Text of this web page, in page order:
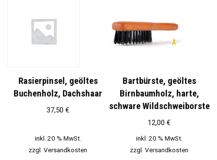
Rasierpinsel, geöltes
Buchenholz, Dachshaar
37,50 €
inkl. 20 % MwSt.
zzgl. Versandkosten
Bartbürste, geöltes
Birnbaumholz, harte,
schware Wildschweiborste
12,00 €
inkl. 20 % MwSt.
zzgl. Versandkosten